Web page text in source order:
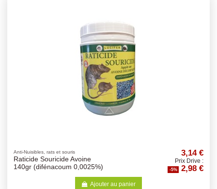
Anti-Nuisibles, rats et souris
Raticide Souricide Avoine
140gr (difénacoum 0,0025%)
3,14 €
Prix Drive :
-5% 2,98 €
Ajouter au panier